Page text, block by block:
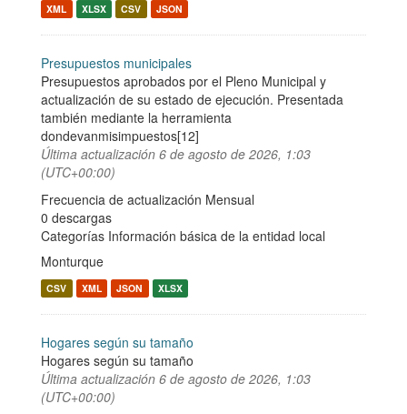
XML XLSX CSV JSON
Presupuestos municipales
Presupuestos aprobados por el Pleno Municipal y
actualización de su estado de ejecución. Presentada
también mediante la herramienta
dondevanmisimpuestos[12]
Última actualización 6 de agosto de 2026, 1:03
(UTC+00:00)
Frecuencia de actualización Mensual
0 descargas
Categorías Información básica de la entidad local
Monturque
CSV XML JSON XLSX
Hogares según su tamaño
Hogares según su tamaño
Última actualización 6 de agosto de 2026, 1:03
(UTC+00:00)